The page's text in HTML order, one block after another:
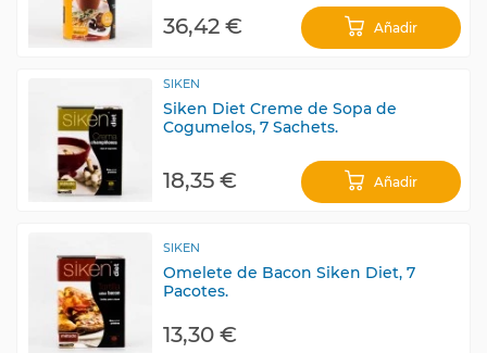
36,42 € Añadir
SIKEN
Siken Diet Creme de Sopa de
Cogumelos, 7 Sachets.
18,35 € Añadir
SIKEN
Omelete de Bacon Siken Diet, 7
Pacotes.
13,30 €